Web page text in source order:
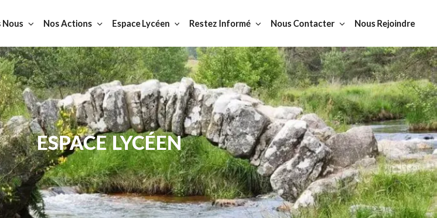
Nous Nos Actions Espace Lycéen Restez Informé Nous Contacter Nous Rejoindre
ESPACE LYCÉEN